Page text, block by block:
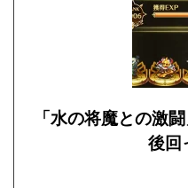
「水の将魔との激
後回